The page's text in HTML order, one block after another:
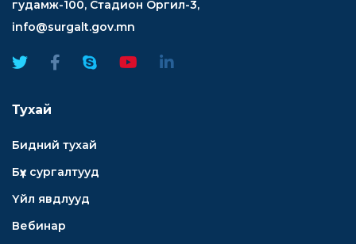
гудамж-100, Стадион Оргил-3,
info@surgalt.gov.mn
Тухай
Бидний тухай
Бүх сургалтууд
Үйл явдлууд
Вебинар